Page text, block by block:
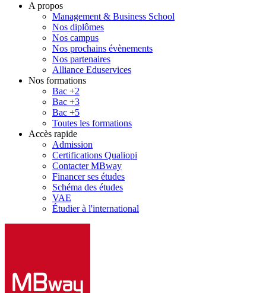
A propos
Management & Business School
Nos diplômes
Nos campus
Nos prochains évènements
Nos partenaires
Alliance Eduservices
Nos formations
Bac +2
Bac +3
Bac +5
Toutes les formations
Accès rapide
Admission
Certifications Qualiopi
Contacter MBway
Financer ses études
Schéma des études
VAE
Étudier à l'international